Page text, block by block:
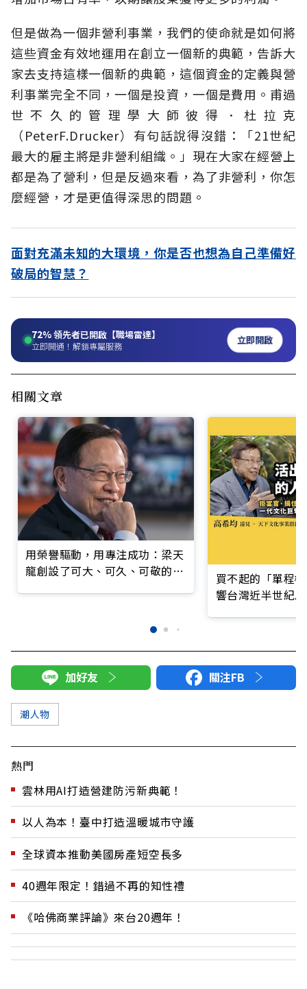
但是做為一個非營利事業，我們的使命就是如何將
這些資金有效地運用在創立一個新的典範，告訴大
家去支持這樣一個新的典範，這個資金的定義與營
利事業完全不同，一個是投資，一個是費用。甫過
世不久的管理學大師彼得．杜拉克
（PeterF.Drucker）有句話說得沒錯：「21世紀
最大的雇主將是非營利組織。」現在大家在經營上
都是為了營利，但是反過來看，為了非營利，你怎
麼經營，才是更值得深思的問題。
面對充滿未知的大環境，你是否也想為自己準備好
破局的智慧？
72%領先者已開啟【職場雷達】
立即開通！解鎖專屬服務 立即開啟
相關文章
用榮譽驅動，用專注成功：梁天
龍創設了可大、可久、可敬的事
買不起的「單程
響台灣近半世紀
加好友 關注FB
潮人物
熱門
雲林用AI打造營建防污新典範！
以人為本！臺中打造溫暖城市守護
全球資本推動美國房產短空長多
40週年限定！錯過不再的知性禮
《哈佛商業評論》來台20週年！